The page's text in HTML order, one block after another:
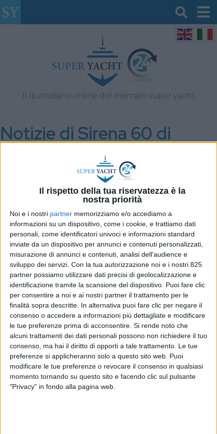
Il rispetto della tua riservatezza è la
nostra priorità
Noi e i nostri partner memorizziamo e/o accediamo a
informazioni su un dispositivo, come i cookie, e trattiamo dati
personali, come identificatori univoci e informazioni standard
inviate da un dispositivo per annunci e contenuti personalizzati,
misurazione di annunci e contenuti, analisi dell'audience e
sviluppo dei servizi. Con la tua autorizzazione noi e i nostri 825
partner possiamo utilizzare dati precisi di geolocalizzazione e
identificazione tramite la scansione del dispositivo. Puoi fare clic
per consentire a noi e ai nostri partner il trattamento per le
finalità sopra descritte. In alternativa puoi fare clic per negare il
consenso o accedere a informazioni più dettagliate e modificare
le tue preferenze prima di acconsentire. Si rende noto che
alcuni trattamenti dei dati personali possono non richiedere il tuo
consenso, ma hai il diritto di opporti a tale trattamento. Le tue
preferenze si applicheranno solo a questo sito web. Puoi
modificare le tue preferenze o revocare il consenso in qualsiasi
momento tornando su questo sito e facendo clic sul pulsante
"Privacy" in fondo alla pagina web.
Il quotidiano online del mercato super yacht
Notizie di Sirena 60 di
Filtro per data
Test Sirena 60: prestazioni
costanti con mare
impegnativo
YACHT24
13 MAGGIO 2026
ISCRIVITI ALLA NEWSLETTER